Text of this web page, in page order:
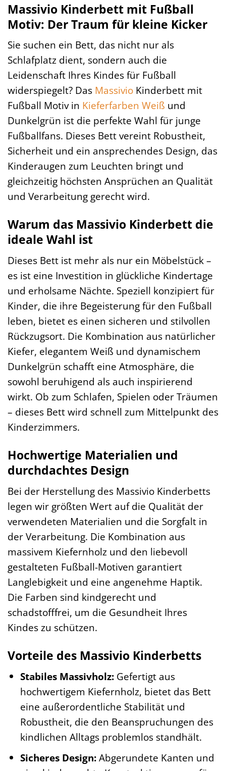
Massivio Kinderbett mit Fußball
Motiv: Der Traum für kleine Kicker
Sie suchen ein Bett, das nicht nur als
Schlafplatz dient, sondern auch die
Leidenschaft Ihres Kindes für Fußball
widerspiegelt? Das Massivio Kinderbett mit
Fußball Motiv in Kieferfarben Weiß und
Dunkelgrün ist die perfekte Wahl für junge
Fußballfans. Dieses Bett vereint Robustheit,
Sicherheit und ein ansprechendes Design, das
Kinderaugen zum Leuchten bringt und
gleichzeitig höchsten Ansprüchen an Qualität
und Verarbeitung gerecht wird.
Warum das Massivio Kinderbett die
ideale Wahl ist
Dieses Bett ist mehr als nur ein Möbelstück –
es ist eine Investition in glückliche Kindertage
und erholsame Nächte. Speziell konzipiert für
Kinder, die ihre Begeisterung für den Fußball
leben, bietet es einen sicheren und stilvollen
Rückzugsort. Die Kombination aus natürlicher
Kiefer, elegantem Weiß und dynamischem
Dunkelgrün schafft eine Atmosphäre, die
sowohl beruhigend als auch inspirierend
wirkt. Ob zum Schlafen, Spielen oder Träumen
– dieses Bett wird schnell zum Mittelpunkt des
Kinderzimmers.
Hochwertige Materialien und
durchdachtes Design
Bei der Herstellung des Massivio Kinderbetts
legen wir größten Wert auf die Qualität der
verwendeten Materialien und die Sorgfalt in
der Verarbeitung. Die Kombination aus
massivem Kiefernholz und den liebevoll
gestalteten Fußball-Motiven garantiert
Langlebigkeit und eine angenehme Haptik.
Die Farben sind kindgerecht und
schadstofffrei, um die Gesundheit Ihres
Kindes zu schützen.
Vorteile des Massivio Kinderbetts
Stabiles Massivholz: Gefertigt aus
hochwertigem Kiefernholz, bietet das Bett
eine außerordentliche Stabilität und
Robustheit, die den Beanspruchungen des
kindlichen Alltags problemlos standhält.
Sicheres Design:Abgerundete Kanten und